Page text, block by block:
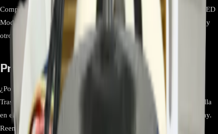
Componente Principal Receptor de señal infrarroja (IR) y pantalla LED
Modelos Compatibles VM122CS, VM122C, VM182C6, VM242C6 y
otros modelos de la línea Art Cool.
Preguntas Frecuentes
¿Por qué mi aire acondicionado no responde al control remoto?
Tras verificar las baterías del control, la causa más común es una falla
en el sensor infrarrojo (IR) que se encuentra en esta tarjeta de display.
Reemplazarla suele solucionar el problema de comunicación.